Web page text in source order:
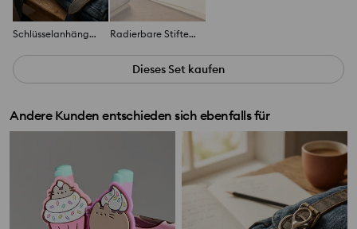
Schlüsselanhänger mit Taschenrechner Star Wars Radierbare Stifte 3er Pack Star Wars
Dieses Set kaufen
Andere Kunden entschieden sich ebenfalls für